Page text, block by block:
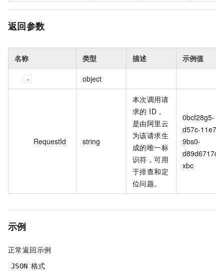
返回参数
名称 类型 描述 示例值
object
RequestId string
本次调用请
求的 ID，
是由阿里云
为该请求生
成的唯一标
识符，可用
于排查和定
位问题。
0bcf28g5-
d57c-11e7-
9bs0-
d89d6717d
xbc
示例
正常返回示例
JSON 格式